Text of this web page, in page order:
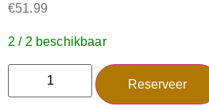
€51.99
2 / 2 beschikbaar
Reserveer